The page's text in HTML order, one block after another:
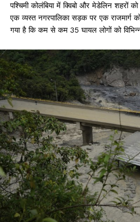
पश्चिमी कोलंबिया में क्विबो और मेडेलिन शहरों
एक व्यस्त नगरपालिका सड़क पर एक राजमार्ग
गया है कि कम से कम 35 घायल लोगों को